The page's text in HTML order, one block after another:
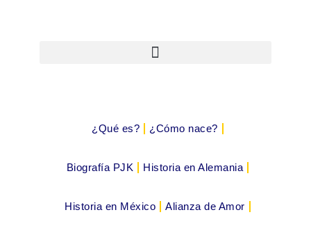
¿Qué es? ¿Cómo nace?
Biografía PJK Historia en Alemania
Historia en México Alianza de Amor